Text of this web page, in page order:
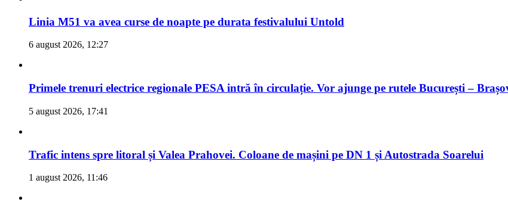
Linia M51 va avea curse de noapte pe durata festivalului Untold
6 august 2026, 12:27
Primele trenuri electrice regionale PESA intră în circulație. Vor ajunge pe rutele București –
5 august 2026, 17:41
Trafic intens spre litoral și Valea Prahovei. Coloane de mașini pe DN 1 și Autostrada Soarelui
1 august 2026, 11:46